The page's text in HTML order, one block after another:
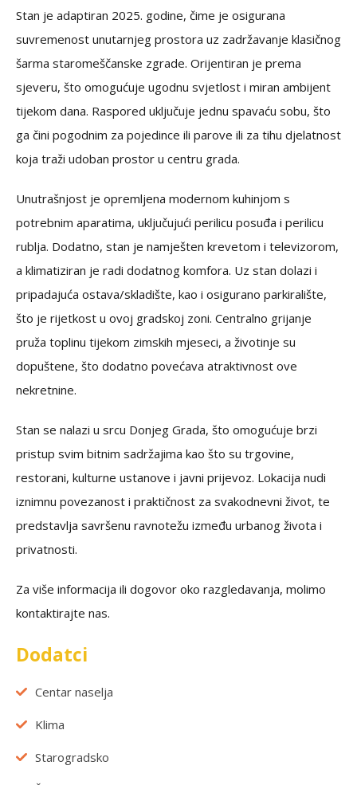
Stan je adaptiran 2025. godine, čime je osigurana
suvremenost unutarnjeg prostora uz zadržavanje klasičnog
šarma staromeščanske zgrade. Orijentiran je prema
sjeveru, što omogućuje ugodnu svjetlost i miran ambijent
tijekom dana. Raspored uključuje jednu spavaću sobu, što
ga čini pogodnim za pojedince ili parove ili za tihu djelatnost
koja traži udoban prostor u centru grada.
Unutrašnjost je opremljena modernom kuhinjom s
potrebnim aparatima, uključujući perilicu posuđa i perilicu
rublja. Dodatno, stan je namješten krevetom i televizorom,
a klimatiziran je radi dodatnog komfora. Uz stan dolazi i
pripadajuća ostava/skladište, kao i osigurano parkiralište,
što je rijetkost u ovoj gradskoj zoni. Centralno grijanje
pruža toplinu tijekom zimskih mjeseci, a životinje su
dopuštene, što dodatno povećava atraktivnost ove
nekretnine.
Stan se nalazi u srcu Donjeg Grada, što omogućuje brzi
pristup svim bitnim sadržajima kao što su trgovine,
restorani, kulturne ustanove i javni prijevoz. Lokacija nudi
iznimnu povezanost i praktičnost za svakodnevni život, te
predstavlja savršenu ravnotežu između urbanog života i
privatnosti.
Za više informacija ili dogovor oko razgledavanja, molimo
kontaktirajte nas.
Dodatci
Centar naselja
Klima
Starogradsko